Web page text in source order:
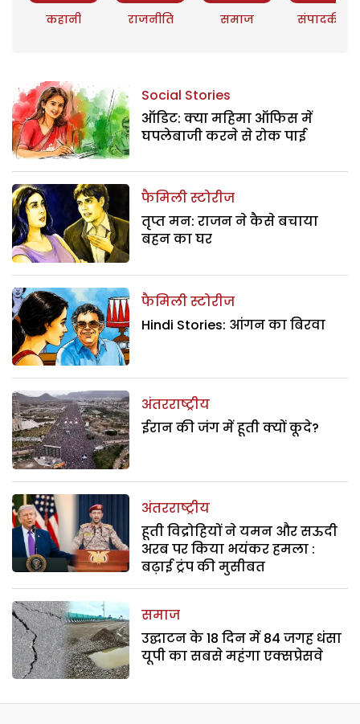
कहानी राजनीति समाज संपादकीय
Social Stories
ऑडिट: क्या महिमा ऑफिस में
घपलेबाजी करने से रोक पाई
फैमिली स्टोरीज
तृप्त मन: राजन ने कैसे बचाया
बहन का घर
फैमिली स्टोरीज
Hindi Stories: आंगन का बिरवा
अंतरराष्ट्रीय
ईरान की जंग में हूती क्यों कूदे?
अंतरराष्ट्रीय
हूती विद्रोहियों ने यमन और सऊदी
अरब पर किया भयंकर हमला :
बढ़ाई ट्रंप की मुसीबत
समाज
उद्घाटन के 18 दिन में 84 जगह धंसा
यूपी का सबसे महंगा एक्सप्रेसवे